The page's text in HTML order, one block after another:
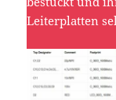
Leiterplatten